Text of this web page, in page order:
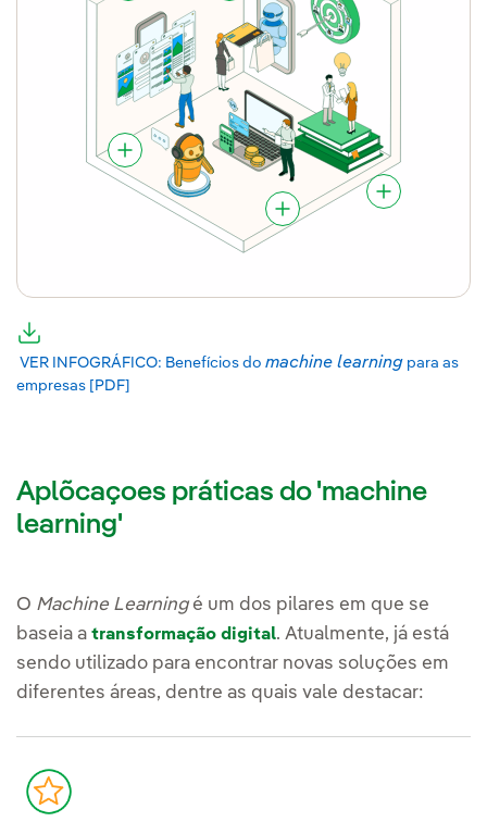
Link externo, abra em uma nova aba.
VER INFOGRÁFICO: Benefícios do machine learning para as
empresas [PDF]
Aplõcaçoes práticas do 'machine
learning'
O Machine Learningé um dos pilares em que se
baseia a transformação digital. Atualmente, já está
sendo utilizado para encontrar novas soluções em
diferentes áreas, dentre as quais vale destacar: